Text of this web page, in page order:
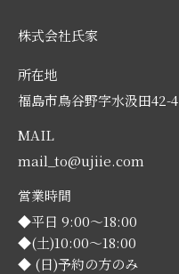
株式会社氏家
所在地
福島市鳥谷野字水汲田42-4
MAIL
mail_to@ujiie.com
営業時間
◆平日 9:00～18:00
◆(土)10:00～18:00
◆ (日)予約の方のみ